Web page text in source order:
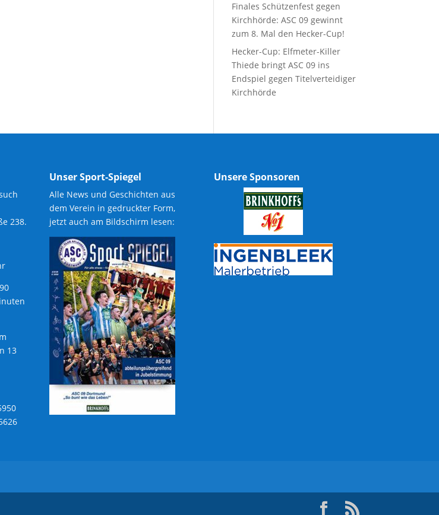
Finales Schützenfest gegen
Kirchhörde: ASC 09 gewinnt
zum 8. Mal den Hecker-Cup!
Hecker-Cup: Elfmeter-Killer
Thiede bringt ASC 09 ins
Endspiel gegen Titelverteidiger
Kirchhörde
238.
13
Unser Sport-Spiegel
Alle News und Geschichten aus
dem Verein in gedruckter Form,
jetzt auch am Bildschirm lesen:
Unsere Sponsoren